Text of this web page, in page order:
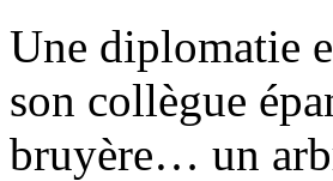
Une diplomatie
son collègue
bruyère… un